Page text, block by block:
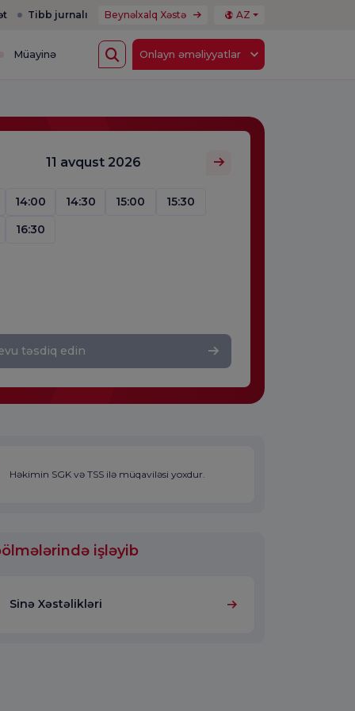
Tibb jurnalı Beynəlxalq Xəstə AZ
Müayinə Onlayn əməliyyatlar
11 avqust 2026
14:00 14:30 15:00
15:30
16:30
təsdiq edin
Həkimin SGK və TSS ilə müqaviləsi yoxdur.
işləyib
Sinə Xəstəlikləri